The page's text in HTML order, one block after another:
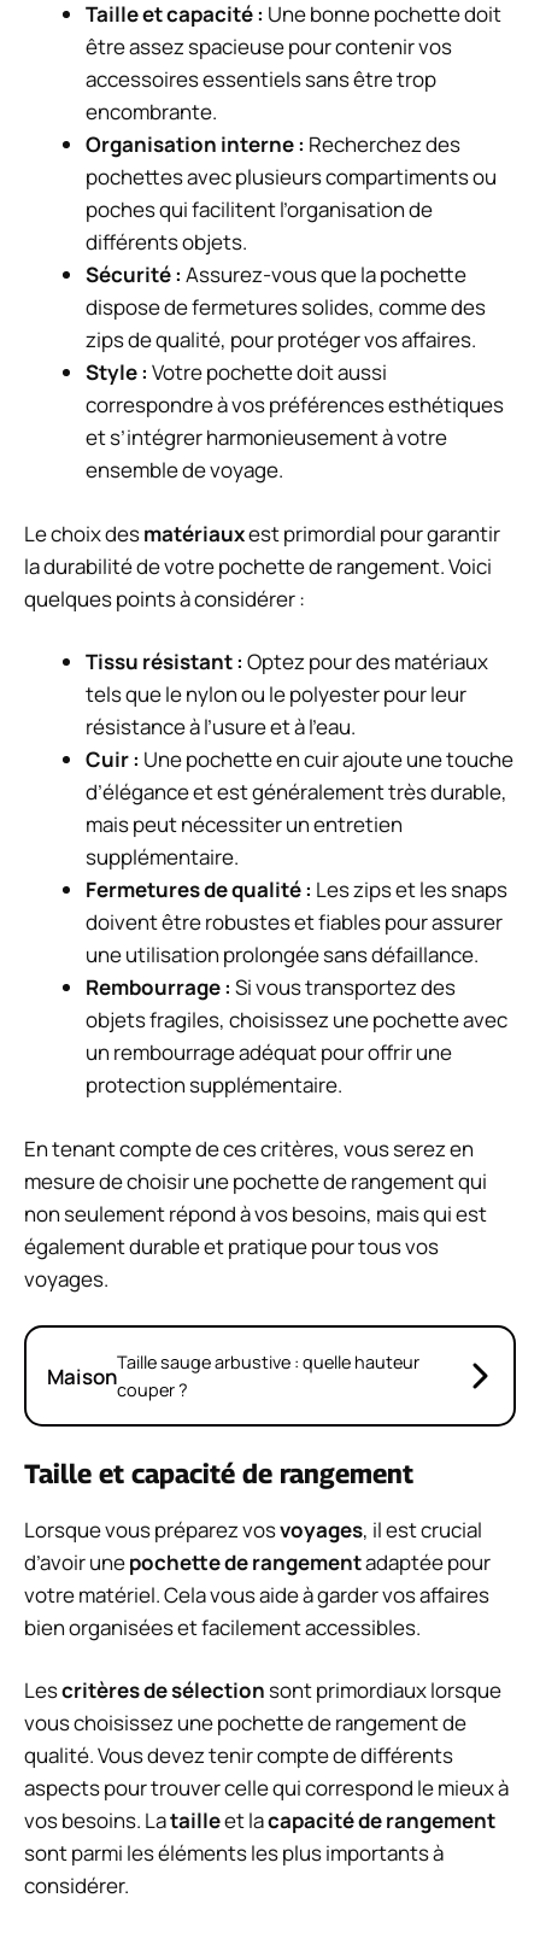
Taille et capacité : Une bonne pochette doit
être assez spacieuse pour contenir vos
accessoires essentiels sans être trop
encombrante.
Organisation interne : Recherchez des
pochettes avec plusieurs compartiments ou
poches qui facilitent l’organisation de
différents objets.
Sécurité : Assurez-vous que la pochette
dispose de fermetures solides, comme des
zips de qualité, pour protéger vos affaires.
Style : Votre pochette doit aussi
correspondre à vos préférences esthétiques
et s’intégrer harmonieusement à votre
ensemble de voyage.
Le choix desmatériauxest primordial pour garantir
la durabilité de votre pochette de rangement. Voici
quelques points à considérer :
Tissu résistant : Optez pour des matériaux
tels que le nylon ou le polyester pour leur
résistance à l’usure et à l’eau.
Cuir : Une pochette en cuir ajoute une touche
d’élégance et est généralement très durable,
mais peut nécessiter un entretien
supplémentaire.
Fermetures de qualité : Les zips et les snaps
doivent être robustes et fiables pour assurer
une utilisation prolongée sans défaillance.
Rembourrage : Si vous transportez des
objets fragiles, choisissez une pochette avec
un rembourrage adéquat pour offrir une
protection supplémentaire.
En tenant compte de ces critères, vous serez en
mesure de choisir une pochette de rangement qui
non seulement répond à vos besoins, mais qui est
également durable et pratique pour tous vos
voyages.
MaisonTaille sauge arbustive : quelle hauteur
couper ?
Taille et capacité de rangement
Lorsque vous préparez vosvoyages, il est crucial
d’avoir unepochette de rangementadaptée pour
votre matériel. Cela vous aide à garder vos affaires
bien organisées et facilement accessibles.
Lescritères de sélectionsont primordiaux lorsque
vous choisissez une pochette de rangement de
qualité. Vous devez tenir compte de différents
aspects pour trouver celle qui correspond le mieux à
vos besoins. Latailleet lacapacité de rangement
sont parmi les éléments les plus importants à
considérer.